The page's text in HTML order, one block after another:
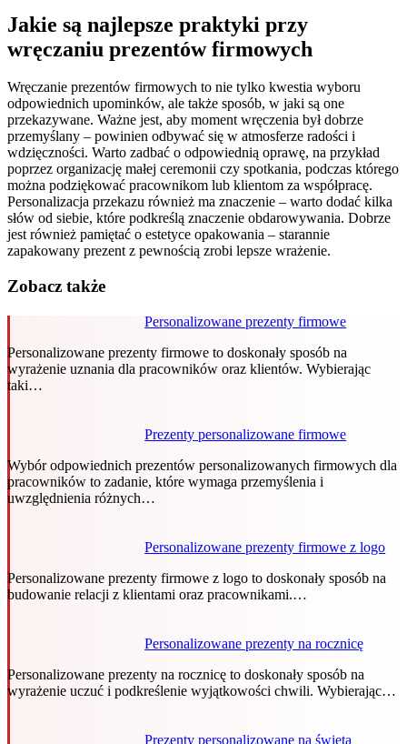
Jakie są najlepsze praktyki przy
wręczaniu prezentów firmowych
Wręczanie prezentów firmowych to nie tylko kwestia wyboru
odpowiednich upominków, ale także sposób, w jaki są one
przekazywane. Ważne jest, aby moment wręczenia był dobrze
przemyślany – powinien odbywać się w atmosferze radości i
wdzięczności. Warto zadbać o odpowiednią oprawę, na przykład
poprzez organizację małej ceremonii czy spotkania, podczas którego
można podziękować pracownikom lub klientom za współpracę.
Personalizacja przekazu również ma znaczenie – warto dodać kilka
słów od siebie, które podkreślą znaczenie obdarowywania. Dobrze
jest również pamiętać o estetyce opakowania – starannie
zapakowany prezent z pewnością zrobi lepsze wrażenie.
Zobacz także
Personalizowane prezenty firmowe
Personalizowane prezenty firmowe to doskonały sposób na
wyrażenie uznania dla pracowników oraz klientów. Wybierając
taki…
Prezenty personalizowane firmowe
Wybór odpowiednich prezentów personalizowanych firmowych dla
pracowników to zadanie, które wymaga przemyślenia i
uwzględnienia różnych…
Personalizowane prezenty firmowe z logo
Personalizowane prezenty firmowe z logo to doskonały sposób na
budowanie relacji z klientami oraz pracownikami.…
Personalizowane prezenty na rocznicę
Personalizowane prezenty na rocznicę to doskonały sposób na
wyrażenie uczuć i podkreślenie wyjątkowości chwili. Wybierając…
Prezenty personalizowane na święta